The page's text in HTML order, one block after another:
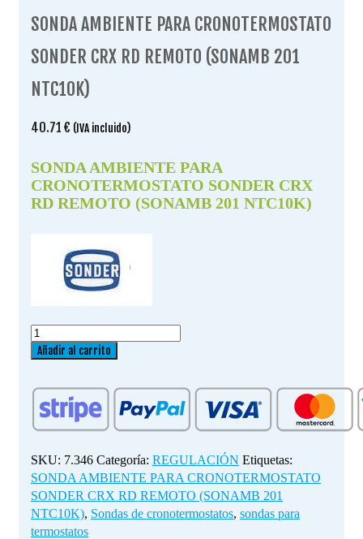
SONDA AMBIENTE PARA CRONOTERMOSTATO
SONDER CRX RD REMOTO (SONAMB 201
NTC10K)
40.71 € (IVA incluido)
SONDA AMBIENTE PARA
CRONOTERMOSTATO SONDER CRX
RD REMOTO (SONAMB 201 NTC10K)
SONDA
AMBIENTE
CRONOTERMOSTATO
SONDER
CRX
REMOTO
(SONAMB
201
NTC10K)
cantidad
Añadir al carrito
SKU: 7.346 Categoría: REGULACIÓN Etiquetas:
SONDA AMBIENTE PARA CRONOTERMOSTATO
SONDER CRX RD REMOTO (SONAMB 201
NTC10K), Sondas de cronotermostatos, sondas para
termostatos